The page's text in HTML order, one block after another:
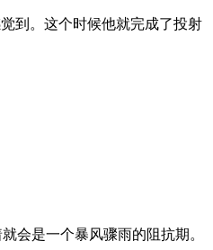
到。这个时候他就完成了投射
会是一个暴风骤雨的阻抗期。